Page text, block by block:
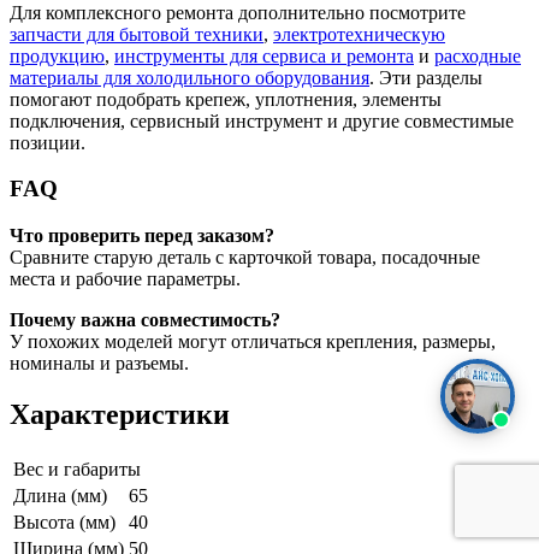
Для комплексного ремонта дополнительно посмотрите
запчасти для бытовой техники, электротехническую
продукцию, инструменты для сервиса и ремонта и расходные
материалы для холодильного оборудования. Эти разделы
помогают подобрать крепеж, уплотнения, элементы
подключения, сервисный инструмент и другие совместимые
позиции.
FAQ
Что проверить перед заказом?
Сравните старую деталь с карточкой товара, посадочные
места и рабочие параметры.
Почему важна совместимость?
У похожих моделей могут отличаться крепления, размеры,
номиналы и разъемы.
Характеристики
Вес и габариты
Длина (мм)
65
Высота (мм)
40
Ширина (мм) 50